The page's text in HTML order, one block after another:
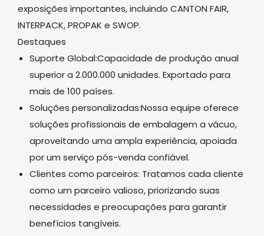
exposições importantes, incluindo CANTON FAIR,
INTERPACK, PROPAK e SWOP.
Destaques
Suporte Global:Capacidade de produção anual
superior a 2.000.000 unidades. Exportado para
mais de 100 países.
Soluções personalizadas:Nossa equipe oferece
soluções profissionais de embalagem a vácuo,
aproveitando uma ampla experiência, apoiada
por um serviço pós-venda confiável.
Clientes como parceiros: Tratamos cada cliente
como um parceiro valioso, priorizando suas
necessidades e preocupações para garantir
benefícios tangíveis.